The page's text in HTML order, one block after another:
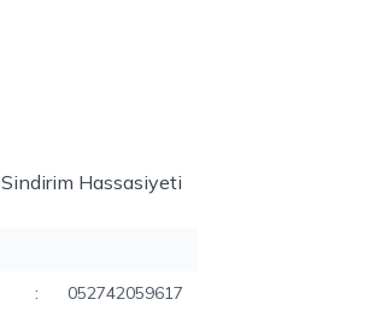
Sindirim Hassasiyeti
:
052742059617